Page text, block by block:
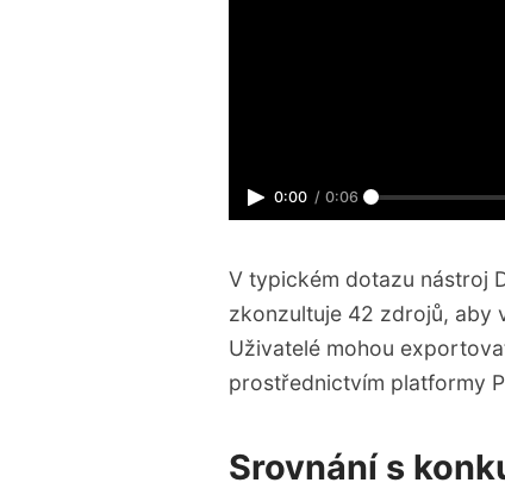
0:00 / 0:06
V typickém dotazu nástroj
zkonzultuje 42 zdrojů, aby
Uživatelé mohou
prostřednictvím platformy
Srovnání s